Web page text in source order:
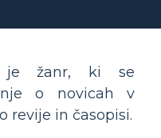
je žanr, ki se
o novicah v
revije in časopisi.